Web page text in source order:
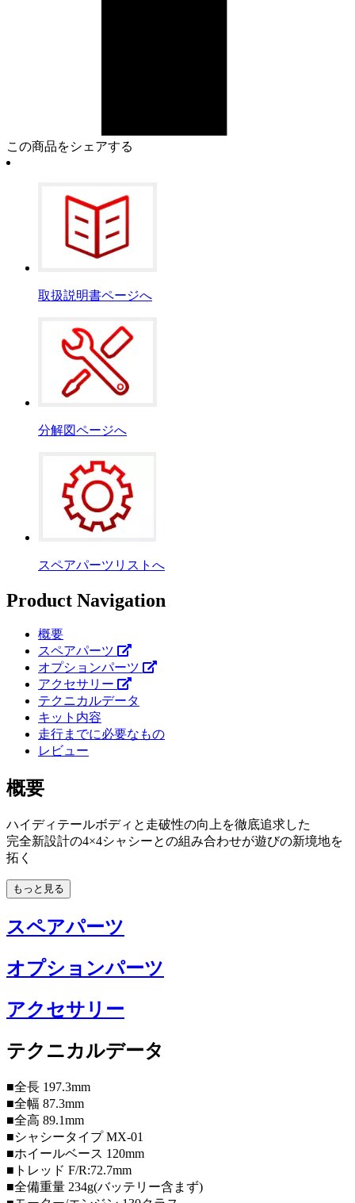
この商品をシェアする
取扱説明書ページへ
分解図ページへ
スペアパーツリストへ
Product Navigation
概要
スペアパーツ
オプションパーツ
アクセサリー
テクニカルデータ
キット内容
走行までに必要なもの
レビュー
概要
ハイディテールボディと走破性の向上を徹底追求した
完全新設計の4×4シャシーとの組み合わせが遊びの新境地を
拓く
もっと見る
スペアパーツ
オプションパーツ
アクセサリー
テクニカルデータ
■全長 197.3mm
■全幅 87.3mm
■全高 89.1mm
■シャシータイプ MX-01
■ホイールベース 120mm
■トレッド F/R:72.7mm
■全備重量 234g(バッテリー含まず)